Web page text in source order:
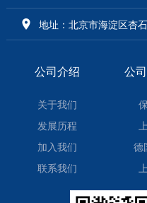
地址：北京市海淀区杏
公司介绍
关于我们
发展历程
加入我们
联系我们
公
德